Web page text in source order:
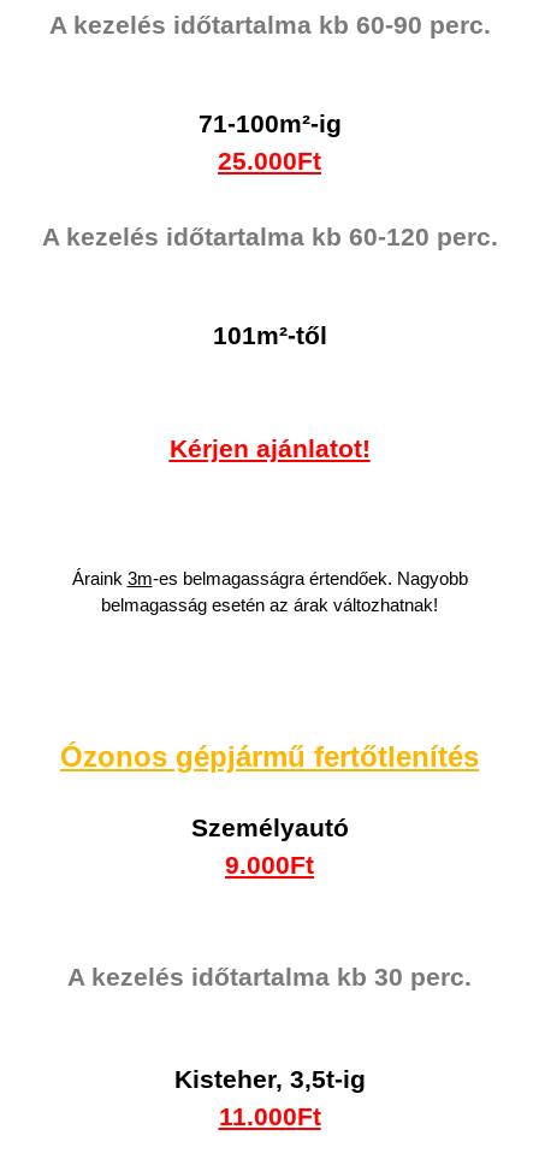
A kezelés időtartalma kb 60-90 perc.
71-100m²-ig
25.000Ft
A kezelés időtartalma kb 60-120 perc.
101m²-től
Kérjen ajánlatot!
Áraink 3m-es belmagasságra értendőek. Nagyobb
belmagasság esetén az árak változhatnak!
Ózonos gépjármű fertőtlenítés
Személyautó
9.000Ft
A kezelés időtartalma kb 30 perc.
Kisteher, 3,5t-ig
11.000Ft